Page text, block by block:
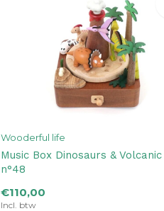
Wooderful life
Music Box Dinosaurs &
n°48
€110,00
Incl. btw